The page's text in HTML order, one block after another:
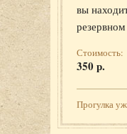
вы
Стоимость:
350 р.
Прогулка